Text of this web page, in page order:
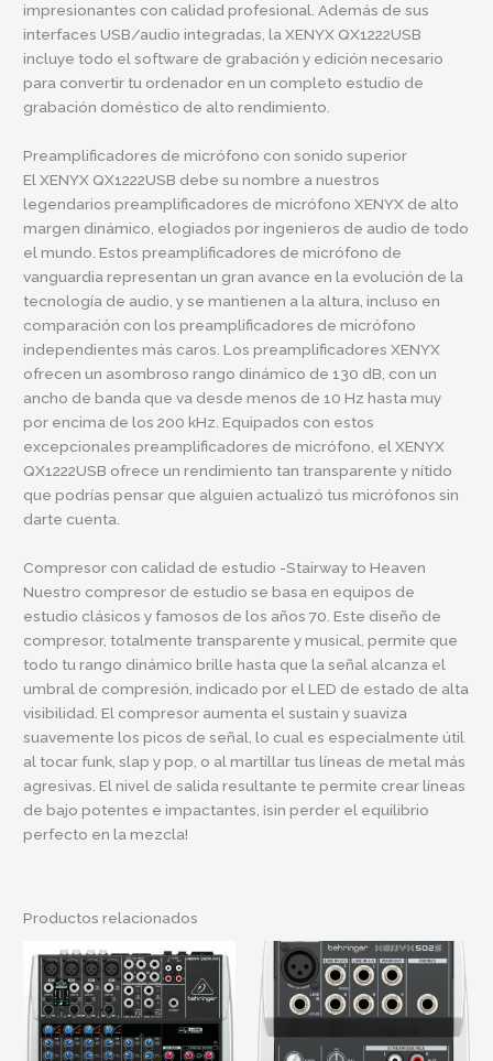
impresionantes con calidad profesional. Además de sus
interfaces USB/audio integradas, la XENYX QX1222USB
incluye todo el software de grabación y edición necesario
para convertir tu ordenador en un completo estudio de
grabación doméstico de alto rendimiento.
Preamplificadores de micrófono con sonido superior
El XENYX QX1222USB debe su nombre a nuestros
legendarios preamplificadores de micrófono XENYX de alto
margen dinámico, elogiados por ingenieros de audio de todo
el mundo. Estos preamplificadores de micrófono de
vanguardia representan un gran avance en la evolución de la
tecnología de audio, y se mantienen a la altura, incluso en
comparación con los preamplificadores de micrófono
independientes más caros. Los preamplificadores XENYX
ofrecen un asombroso rango dinámico de 130 dB, con un
ancho de banda que va desde menos de 10 Hz hasta muy
por encima de los 200 kHz. Equipados con estos
excepcionales preamplificadores de micrófono, el XENYX
QX1222USB ofrece un rendimiento tan transparente y nítido
que podrías pensar que alguien actualizó tus micrófonos sin
darte cuenta.
Compresor con calidad de estudio -Stairway to Heaven
Nuestro compresor de estudio se basa en equipos de
estudio clásicos y famosos de los años 70. Este diseño de
compresor, totalmente transparente y musical, permite que
todo tu rango dinámico brille hasta que la señal alcanza el
umbral de compresión, indicado por el LED de estado de alta
visibilidad. El compresor aumenta el sustain y suaviza
suavemente los picos de señal, lo cual es especialmente útil
al tocar funk, slap y pop, o al martillar tus líneas de metal más
agresivas. El nivel de salida resultante te permite crear líneas
de bajo potentes e impactantes, ¡sin perder el equilibrio
perfecto en la mezcla!
Productos relacionados